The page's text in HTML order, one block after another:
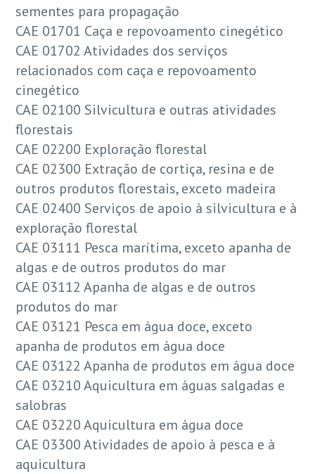
sementes para propagação
CAE 01701 Caça e repovoamento cinegético
CAE 01702 Atividades dos serviços
relacionados com caça e repovoamento
cinegético
CAE 02100 Silvicultura e outras atividades
florestais
CAE 02200 Exploração florestal
CAE 02300 Extração de cortiça, resina e de
outros produtos florestais, exceto madeira
CAE 02400 Serviços de apoio à silvicultura e à
exploração florestal
CAE 03111 Pesca marítima, exceto apanha de
algas e de outros produtos do mar
CAE 03112 Apanha de algas e de outros
produtos do mar
CAE 03121 Pesca em água doce, exceto
apanha de produtos em água doce
CAE 03122 Apanha de produtos em água doce
CAE 03210 Aquicultura em águas salgadas e
salobras
CAE 03220 Aquicultura em água doce
CAE 03300 Atividades de apoio à pesca e à
aquicultura